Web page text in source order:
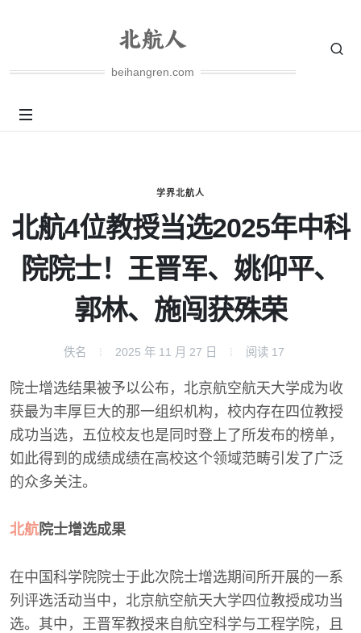
beihangren.com
学界北航人
北航4位教授当选2025年中科
院院士！王晋军、姚仰平、
郭林、施闯获殊荣
佚名 2025 年 11 月 27 日 阅读 17
院士增选结果被予以公布，北京航空航天大学成为收
获最为丰厚巨大的那一组织机构，校内存在四位教授
成功当选，五位校友也是同时登上了所发布的榜单，
如此得到的成绩成绩在高校这个领域范畴引发了广泛
的众多关注。
北航院士增选成果
在中国科学院院士于此次院士增选期间所开展的一系
列评选活动当中，北京航空航天大学四位教授成功当
选。其中，王晋军教授来自航空科学与工程学院，且